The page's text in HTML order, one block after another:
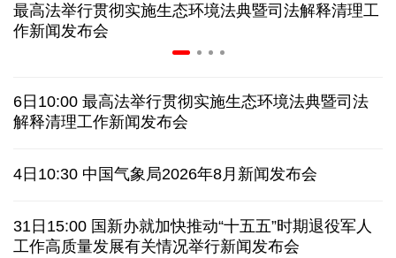
7月份中国仓储指数保持扩张 行业运行韧性较强
俄黑客称获取北约直接参与袭击俄领土证据
全球媒体聚焦︱外媒：美国劳动力市场正在走弱
日本在南鸟岛部署反舰导弹 暴露“再军事化”野心
最高法举行贯彻实施生态环境法典暨司法解释清理工
作新闻发布会
6日10:00 最高法举行贯彻实施生态环境法典暨司法
解释清理工作新闻发布会
4日10:30 中国气象局2026年8月新闻发布会
31日15:00 国新办就加快推动“十五五”时期退役军人
工作高质量发展有关情况举行新闻发布会